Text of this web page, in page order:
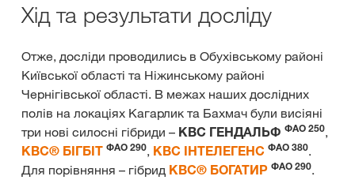
Хід та результати досліду
Отже, досліди проводились в Обухівському районі
Київської області та Ніжинському районі
Чернігівської області. В межах наших дослідних
полів на локаціях Кагарлик та Бахмач були висіяні
три нові силосні гібриди – КВС ГЕНДАЛЬФ ФАО 250,
КВС® БІГБІТ ФАО 290, КВС ІНТЕЛЕГЕНС ФАО 380.
Для порівняння – гібрид КВС® БОГАТИР ФАО 290.